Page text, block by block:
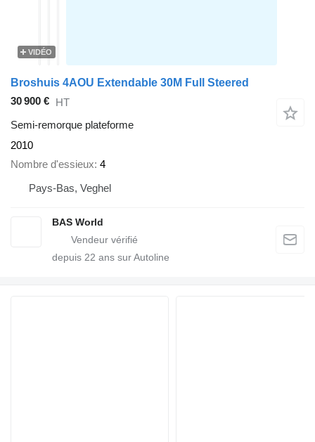
VIDÉO
Broshuis 4AOU Extendable 30M Full Steered
30 900 € HT
Semi-remorque plateforme
2010
Nombre d'essieux 4
Pays-Bas, Veghel
BAS World
depuis 22 ans sur Autoline